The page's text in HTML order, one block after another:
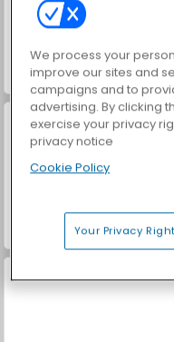
ASMR Makeover & Makeup
Farm Merge Valley
We process your
improve our sites and
campaigns and to
advertising. By clicking
exercise your privacy
privacy notice
Cookie Policy
Your Privacy